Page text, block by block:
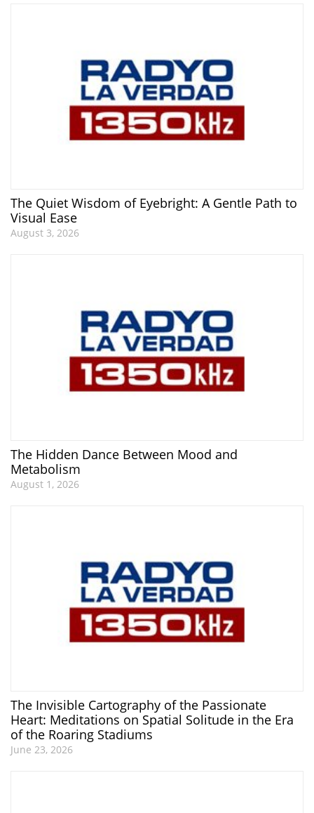
The Quiet Wisdom of Eyebright: A Gentle Path to
Visual Ease
August 3, 2026
The Hidden Dance Between Mood and
Metabolism
August 1, 2026
The Invisible Cartography of the Passionate
Heart: Meditations on Spatial Solitude in the Era
of the Roaring Stadiums
June 23, 2026